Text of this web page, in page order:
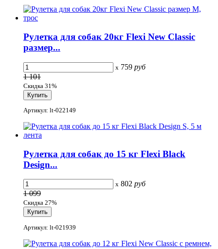
Рулетка для собак 20кг Flexi New Classic
размер...
x 759 руб
1 101
Скидка 31%
Артикул: lt-022149
Рулетка для собак до 15 кг Flexi Black
Design...
x 802 руб
1 099
Скидка 27%
Артикул: lt-021939